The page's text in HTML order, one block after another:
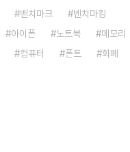
벤치마크
벤치마킹
아이폰 노트북
메모리
컴퓨터 폰트
화폐